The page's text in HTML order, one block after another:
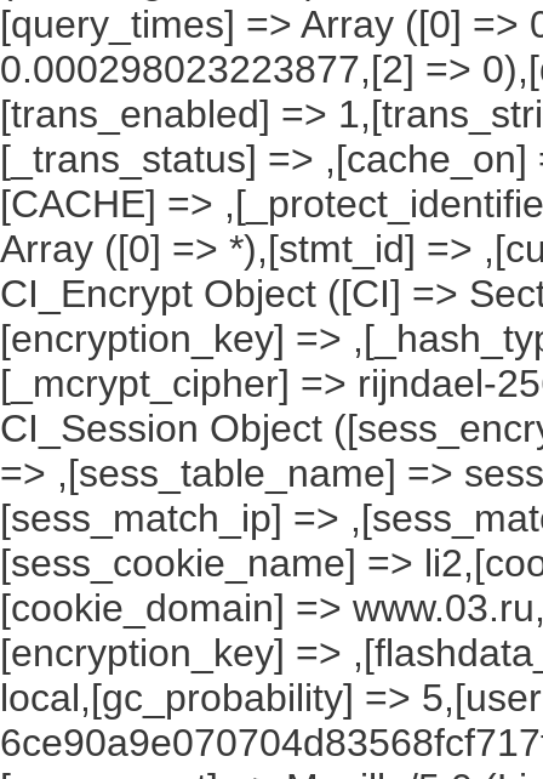
[query_times] => Array ([0] =>
0.000298023223877,[2] =>
[trans_enabled] =>
[_trans_status] =>
[CACHE] =>
Array ([0] => *),[stmt_id] =>
CI_Encrypt Object ([CI] =>
[encryption_key] =>
[_mcrypt_cipher] => rijndael-
CI_Session Object
=> ,[sess_table_name] =>
[sess_match_ip] =>
[sess_cookie_name] =>
[cookie_domain] =>
[encryption_key] =>
local,[gc_probability] =>